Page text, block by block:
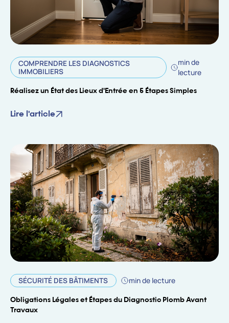
COMPRENDRE LES DIAGNOSTICS
IMMOBILIERS
min de
lecture
Réalisez un État des Lieux d'Entrée en 5 Étapes Simples
Lire l'article
SÉCURITÉ DES BÂTIMENTS min de lecture
Obligations Légales et Étapes du Diagnostic Plomb Avant
Travaux